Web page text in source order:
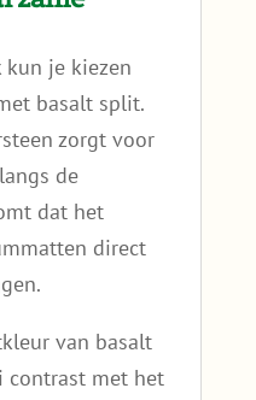
kun je kiezen
basalt split.
zorgt voor
de
dat het
direct
van basalt
contrast met het